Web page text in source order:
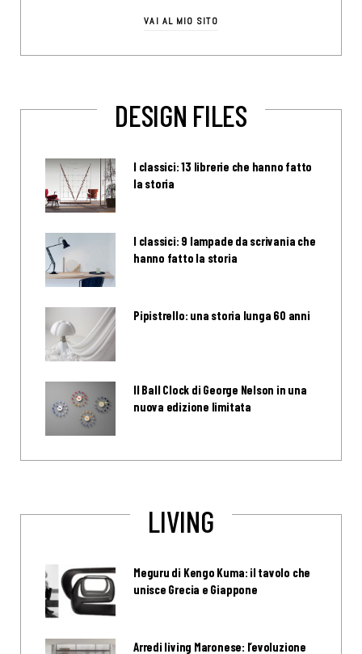
VAI AL MIO SITO
DESIGN FILES
I classici: 13 librerie che hanno fatto
la storia
I classici: 9 lampade da scrivania che
hanno fatto la storia
Pipistrello: una storia lunga 60 anni
Il Ball Clock di George Nelson in una
nuova edizione limitata
LIVING
Meguru di Kengo Kuma: il tavolo che
unisce Grecia e Giappone
Arredi living Maronese: l’evoluzione